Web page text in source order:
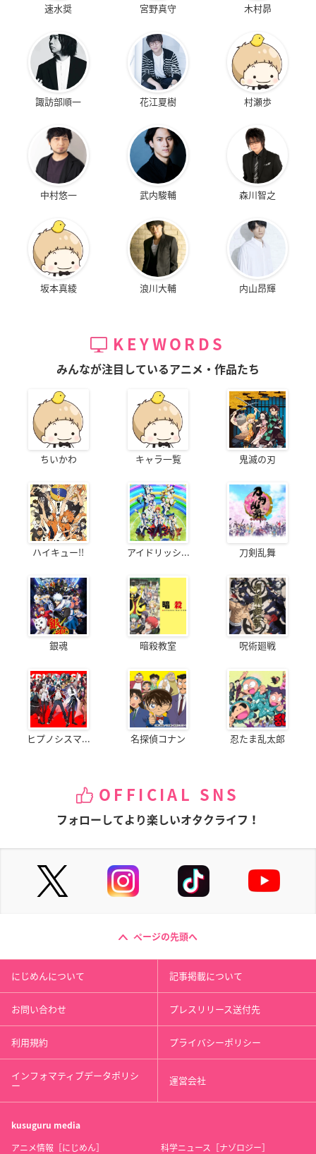
速水奨 宮野真守 木村昴
諏訪部順一 花江夏樹 村瀬歩
中村悠一 武内駿輔 森川智之
坂本真綾 浪川大輔 内山昂輝
KEYWORDS
みんなが注目しているアニメ・作品たち
ちいかわ キャラ一覧 鬼滅の刃
ハイキュー!! アイドリッシ... 刀剣乱舞
銀魂 暗殺教室 呪術廻戦
ヒプノシスマ... 名探偵コナン 忍たま乱太郎
OFFICIAL SNS
フォローしてより楽しいオタクライフ！
ページの先頭へ
にじめんについて 記事掲載について
お問い合わせ プレスリリース送付先
利用規約 プライバシーポリシー
インフォマティブデータポリシ
ー 運営会社
kusuguru media
アニメ情報［にじめん］ 科学ニュース［ナゾロジー］